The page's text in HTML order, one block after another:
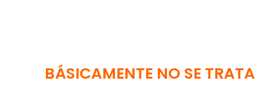
BÁSICAMENTE NO SE TRATA